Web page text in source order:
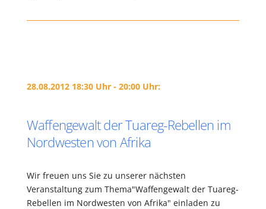
28.08.2012 18:30 Uhr - 20:00 Uhr:
Waffengewalt der Tuareg-Rebellen im
Nordwesten von Afrika
Wir freuen uns Sie zu unserer nächsten
Veranstaltung zum Thema"Waffengewalt der Tuareg-
Rebellen im Nordwesten von Afrika" einladen zu